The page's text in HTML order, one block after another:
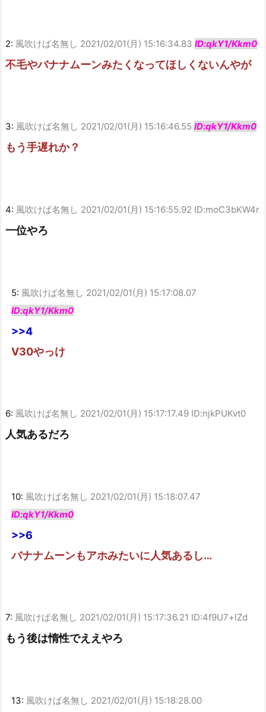
2: 風吹けば名無し 2021/02/01(月) 15:16:34.83 ID:qkY1/Kkm0
不毛やバナナムーンみたくなってほしくないんやが
3: 風吹けば名無し 2021/02/01(月) 15:16:46.55 ID:qkY1/Kkm0
もう手遅れか？
4: 風吹けば名無し 2021/02/01(月) 15:16:55.92 ID:moC3bKW4r
一位やろ
5: 風吹けば名無し 2021/02/01(月) 15:17:08.07
ID:qkY1/Kkm0
>>4
V30やっけ
6: 風吹けば名無し 2021/02/01(月) 15:17:17.49 ID:njkPUKvt0
人気あるだろ
10: 風吹けば名無し 2021/02/01(月) 15:18:07.47
ID:qkY1/Kkm0
>>6
バナナムーンもアホみたいに人気あるし…
7: 風吹けば名無し 2021/02/01(月) 15:17:36.21 ID:4f9U7+lZd
もう後は惰性でええやろ
13: 風吹けば名無し 2021/02/01(月) 15:18:28.00